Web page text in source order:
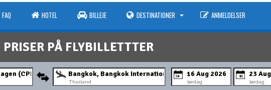
FAQ HOTEL BILLEJE DESTINATIONER ANMELDELSER
PÅ FLYBILLETTTER
Thailand lørdag lørdag